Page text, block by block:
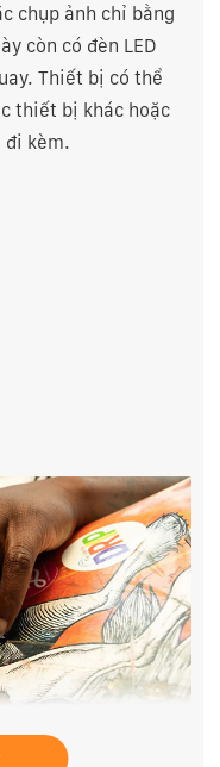
chụp ảnh chỉ bằng
còn có đèn LED
Thiết bị có thể
thiết bị khác hoặc
đi kèm.